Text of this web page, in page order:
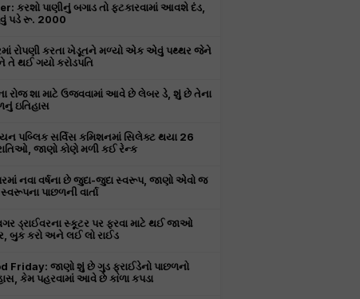
કરશો પાણીનું બગાડ તો ફટકારવામાં આવશે દંડ,
પડે રૂ. 2000
રોપણી કરતા ખેડૂતને મળ્યો એક એવું પથ્થર જેને
તે થઈ ગયો કરોડપતિ
રોજ શા માટે ઉજવવામાં આવે છે લેબર ડે, શું છે તેના
ઇતિહાસ
પબ્લિક સર્વિસ કમિશનમાં સિલેક્ટ થયા 26
જાણો કોણે મળી કઈ રેન્ક
નવા વર્ષના છે જુદા-જુદા સ્વરૂપ, જાણો એવો જ
પાછળની વાર્તા
ડ્રાઈવરના સ્કૂટર પર ફરવા માટે થઈ જાઓ
બુક કરો અને લઈ લો રાઈડ
Friday: જાણો શું છે ગુડ ફ્રાઈડેનો પાછળનો
કેમ પહરવામાં આવે છે કાળા કપડા